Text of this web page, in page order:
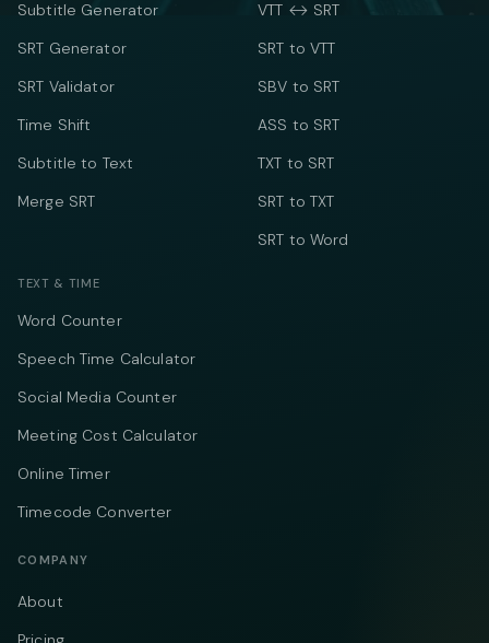
Subtitle Generator
SRT Generator
SRT Validator
Time Shift
Subtitle to Text
Merge SRT
VTT ↔ SRT
SRT to VTT
SBV to SRT
ASS to SRT
TXT to SRT
SRT to TXT
SRT to Word
TEXT & TIME
Word Counter
Speech Time Calculator
Social Media Counter
Meeting Cost Calculator
Online Timer
Timecode Converter
COMPANY
About